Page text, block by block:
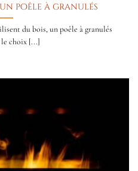
poêle à granulés
du bois, un poêle à granulés
choix [...]